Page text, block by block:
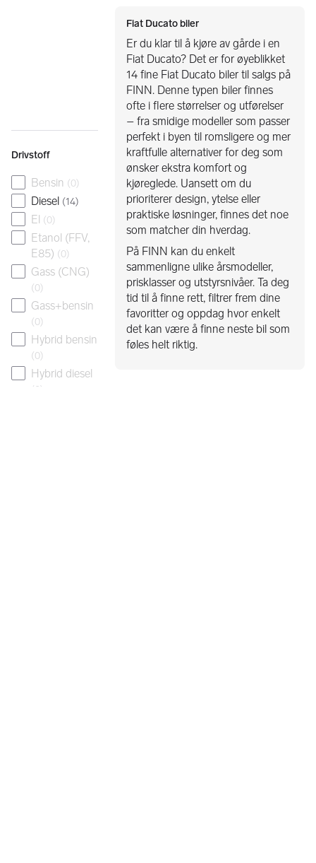
Drivstoff
Bensin (0)
Diesel (14)
El (0)
Etanol (FFV,
E85) (0)
Gass (CNG)
(0)
Gass+bensin
(0)
Hybrid bensin
(0)
Hybrid diesel
( 0)
Fiat Ducato biler
Er du klar til å kjøre av gårde i en
Fiat Ducato? Det er for øyeblikket
14 fine Fiat Ducato biler til salgs på
FINN. Denne typen biler finnes
ofte i flere størrelser og utførelser
– fra smidige modeller som passer
perfekt i byen til romsligere og mer
kraftfulle alternativer for deg som
ønsker ekstra komfort og
kjøreglede. Uansett om du
prioriterer design, ytelse eller
praktiske løsninger, finnes det noe
som matcher din hverdag.
På FINN kan du enkelt
sammenligne ulike årsmodeller,
prisklasser og utstyrsnivåer. Ta deg
tid til å finne rett, filtrer frem dine
favoritter og oppdag hvor enkelt
det kan være å finne neste bil som
føles helt riktig.